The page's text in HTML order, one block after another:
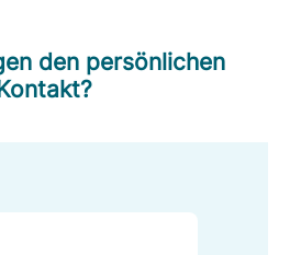
den persönlichen